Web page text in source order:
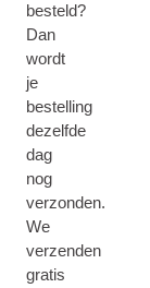
besteld?
Dan
wordt
je
bestelling
dezelfde
dag
nog
verzonden.
We
verzenden
gratis